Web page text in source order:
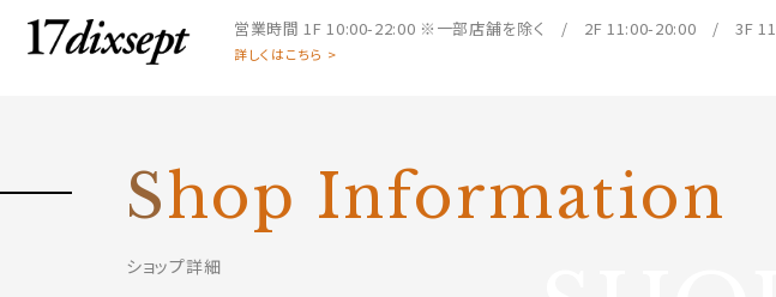
営業時間1F 10:00-22:00 ※一部店舗を除く / 2F 11:00-20:00 / 3F
詳しくはこちら >
Shop Information
ショップ詳細